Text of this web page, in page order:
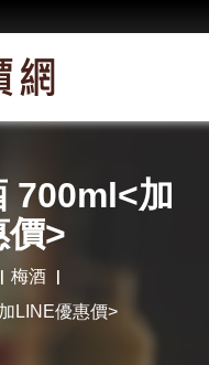
700ml<加
價>
梅酒
LINE優惠價>